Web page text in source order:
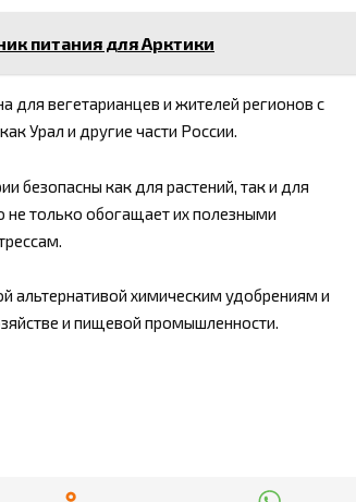
питания для Арктики
вегетарианцев и жителей регионов с
Урал и другие части России.
безопасны как для растений, так и для
не только обогащает их полезными
альтернативой химическим удобрениям и
и пищевой промышленности.